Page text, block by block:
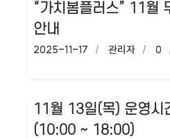
“가치봄플러스” 11월
안내
작성일:
2025-11-17 작성자:
관리자 댓
0
11월 13일(목) 운영시
(10:00 ~ 18:00)